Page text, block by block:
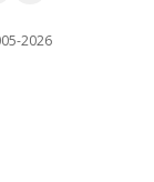
2026